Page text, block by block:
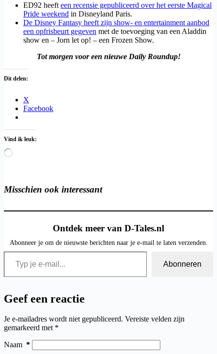
ED92 heeft een recensie gepubliceerd over het eerste Magical
Pride weekend in Disneyland Paris.
De Disney Fantasy heeft zijn show- en entertainment aanbod
een opfrisbeurt gegeven met de toevoeging van een Aladdin
show en – Jorn let op! – een Frozen Show.
Tot morgen voor een nieuwe Daily Roundup!
Dit delen:
X
Facebook
Vind ik leuk:
Aan
Misschien ook interessant
Ontdek meer van D-Tales.nl
Abonneer je om de nieuwste berichten naar je e-mail te laten verzenden.
Typ je e-mail...
Abonneren
Geef een reactie
Je e-mailadres wordt niet gepubliceerd. Vereiste velden zijn
gemarkeerd met *
Naam *